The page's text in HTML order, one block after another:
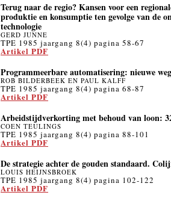
Terug naar de regio? Kansen voor een
produktie en konsumptie ten gevolge van de
technologie
GERD JUNNE
TPE 1985 jaargang 8(4) pagina 58-67
Artikel PDF
Programmeerbare automatisering: nieuwe
ROB BILDERBEEK EN PAUL KALFF
TPE 1985 jaargang 8(4) pagina 68-87
Artikel PDF
Arbeidstijdverkorting met behoud van loon:
COEN TEULINGS
TPE 1985 jaargang 8(4) pagina 88-101
Artikel PDF
De strategie achter de gouden standaard.
LOUIS HEIJNSBROEK
TPE 1985 jaargang 8(4) pagina 102-122
Artikel PDF